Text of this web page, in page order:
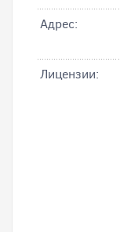
Адрес:
Лицензии: